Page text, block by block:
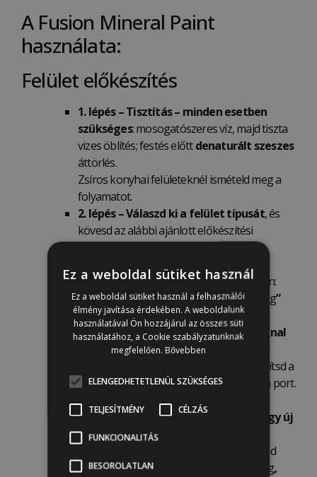
A Fusion Mineral Paint
használata:
Felület előkészítés
1. lépés – Tisztítás – minden esetben
szükséges: mosogatószeres víz, majd tiszta
vizes öblítés; festés előttdenaturált szeszes
áttörlés.
Zsíros konyhai felületeknél ismételd meg a
folyamatot.
2. lépés –Válaszd ki a felület típusát, és
kövesd az alábbi ajánlott előkészítési
lakkozott vagy lakkal kezelt) esetén:
Finomancsiszold át „scuff sanding”
(érdesítés,„bolyhosítás”)220-as
szemcseméretű csiszolóvászonnal
vagy csiszolószivaccsal
erezetének irányában, hogy tompítsd a
fényt. A csiszolás után távolítsd el a port.
Puha wax-szal, szilikonos
bútorápolóval kezelt felület vagy új
fém esetén:
Ha tisztítás után még mindig marad
wax, polírozószer vagy olajos réteg,
Ez a weboldal sütiket használ
Ez a weboldal sütiket használ a felhasználói
élmény javítása érdekében. A weboldalunk
használatával Ön hozzájárul az összes süti
használatához, a Cookie szabályzatunknak
megfelelően. Bővebben
ELENGEDHETETLENÜL SZÜKSÉGES
TELJESÍTMÉNY CÉLZÁS
FUNKCIONALITÁS
BESOROLATLAN